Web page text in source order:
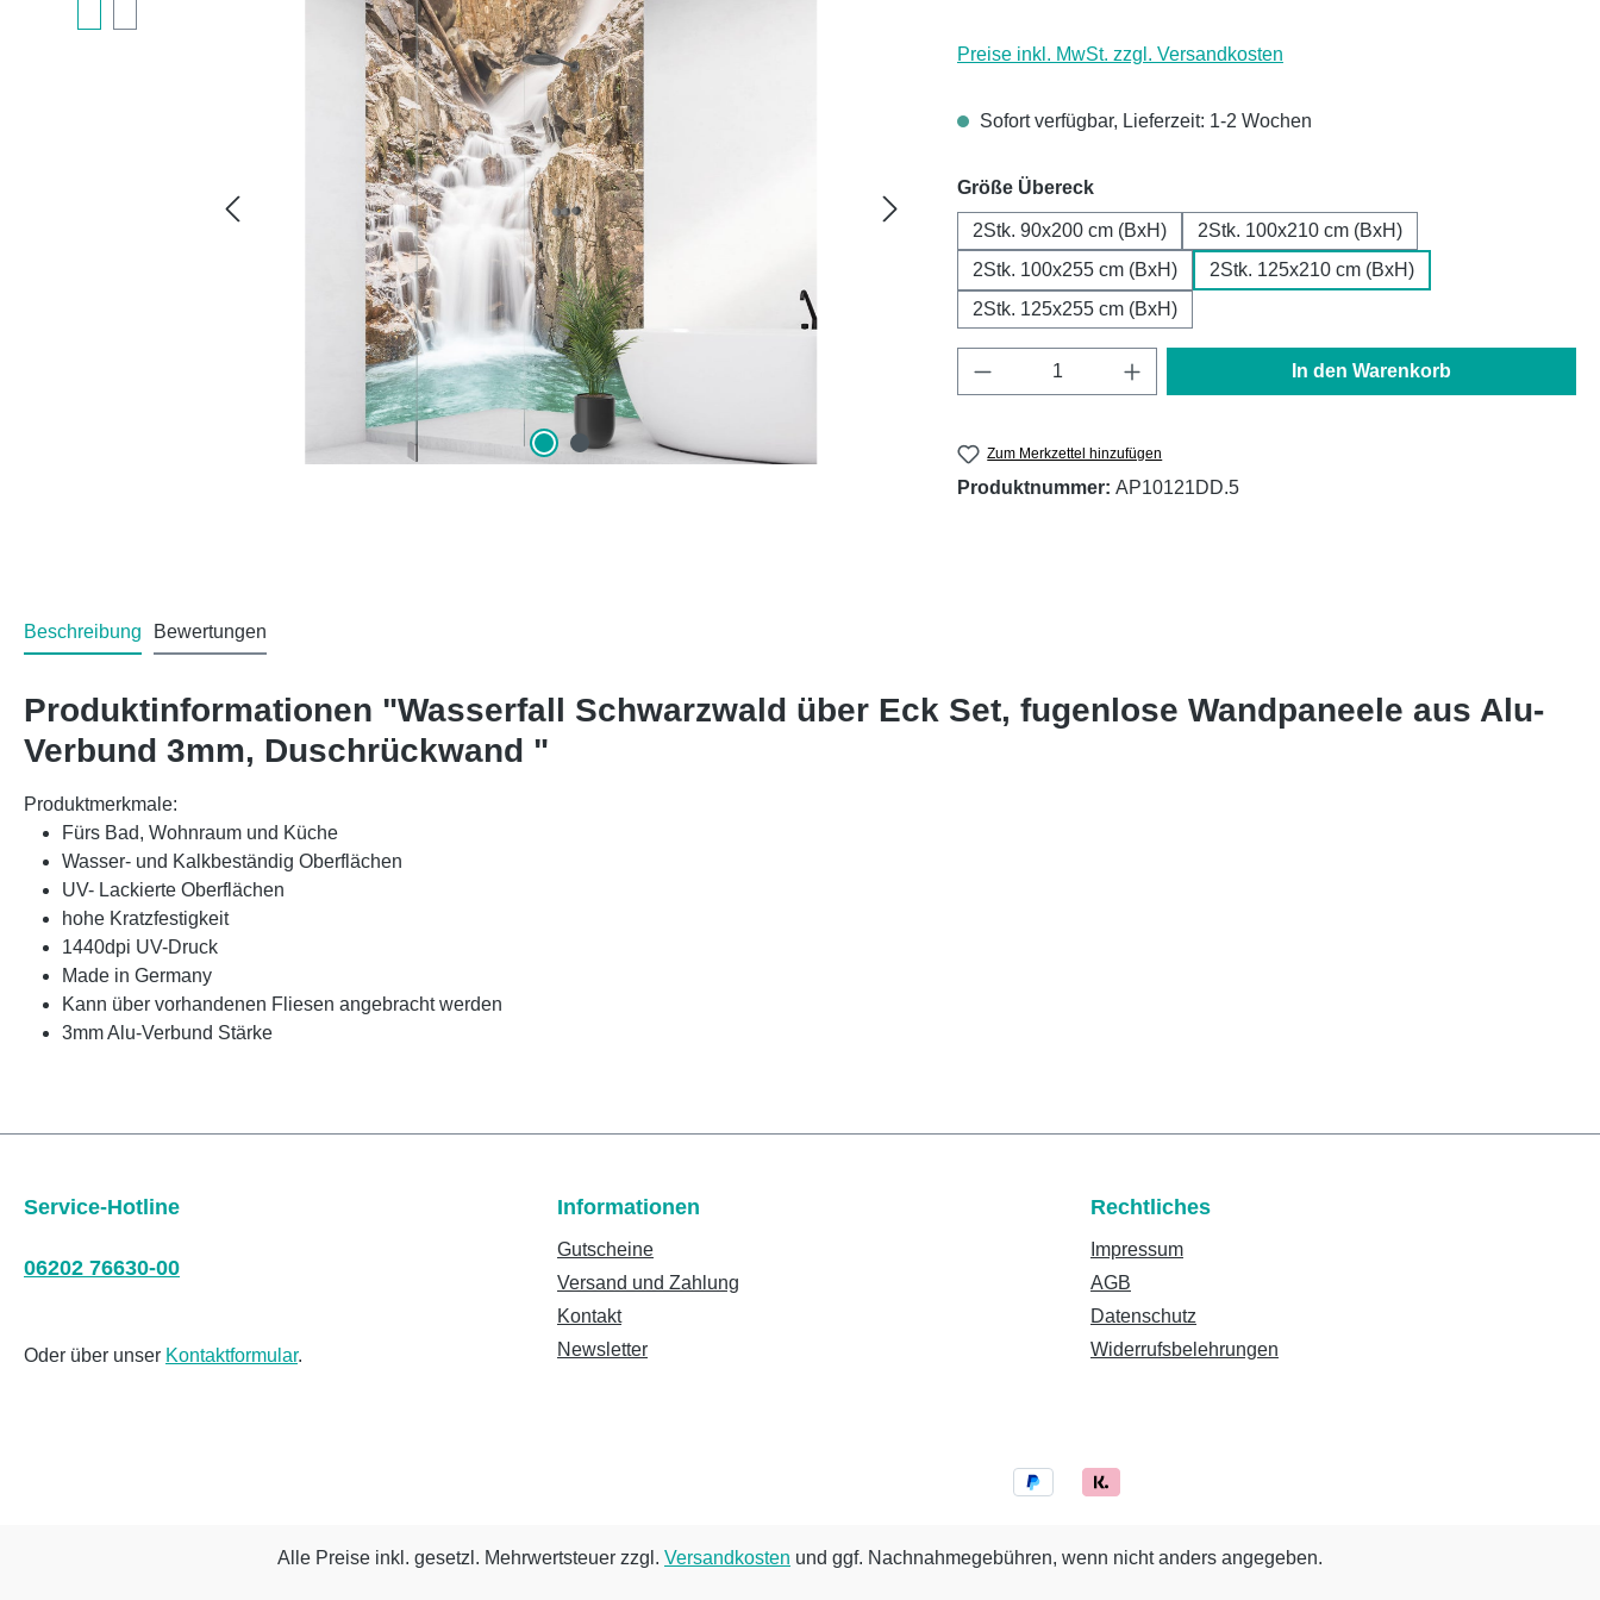
Preise inkl. MwSt. zzgl. Versandkosten
Sofort verfügbar, Lieferzeit: 1-2 Wochen
Größe Übereckauswählen
2Stk. 90x200 cm (BxH)
2Stk. 100x210 cm (BxH)
2Stk. 100x255 cm (BxH)
2Stk. 125x210 cm (BxH)
2Stk. 125x255 cm (BxH)
Produkt Anzahl: Gib den gewünschten Wert ein
In den Warenkorb
Zum Merkzettel hinzufügen
Produktnummer: AP10121DD.5
Beschreibung Bewertungen
Produktinformationen "Wasserfall Schwarzwald über Eck Set, fugenlose Wandpaneele aus Alu-
Verbund 3mm, Duschrückwand "
Produktmerkmale:
Fürs Bad, Wohnraum und Küche
Wasser- und Kalkbeständig Oberflächen
UV- Lackierte Oberflächen
hohe Kratzfestigkeit
1440dpi UV-Druck
Made in Germany
Kann über vorhandenen Fliesen angebracht werden
3mm Alu-Verbund Stärke
Service-Hotline
06202 76630-00
Oder über unser Kontaktformular.
Informationen
Gutscheine
Versand und Zahlung
Kontakt
Newsletter
Rechtliches
Impressum
AGB
Datenschutz
Widerrufsbelehrungen
Alle Preise inkl. gesetzl. Mehrwertsteuer zzgl. Versandkosten und ggf. Nachnahmegebühren, wenn nicht anders angegeben.